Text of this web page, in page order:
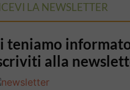
LA NEWSLETTER
teniamo
alla